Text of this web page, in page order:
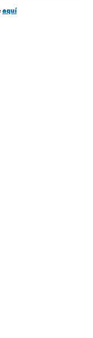
aquí